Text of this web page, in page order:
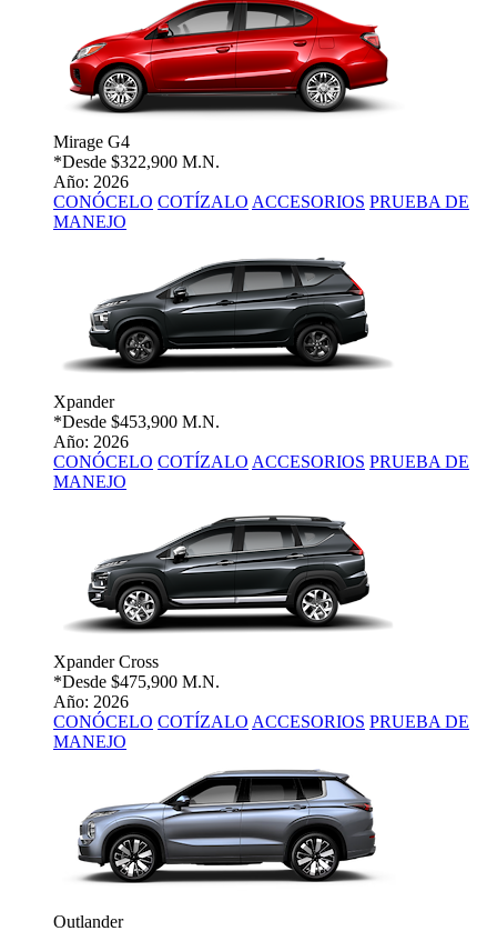
Mirage G4
*Desde $322,900 M.N.
Año: 2026
CONÓCELO COTÍZALO ACCESORIOS PRUEBA DE
MANEJO
Xpander
*Desde $453,900 M.N.
Año: 2026
CONÓCELO COTÍZALO ACCESORIOS PRUEBA DE
MANEJO
Xpander Cross
*Desde $475,900 M.N.
Año: 2026
CONÓCELO COTÍZALO ACCESORIOS PRUEBA DE
MANEJO
Outlander